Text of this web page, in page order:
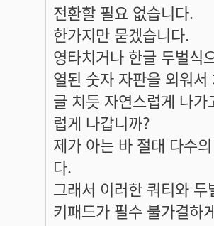
전환할 필요 없습니다.
한가지만 묻겠습니다.
영타치거나 한글 두벌식
열된 숫자 자판을 외워
글 치듯 자연스럽게 나
럽게 나갑니까?
제가 아는 바 절대 다수
다.
그래서 이러한 쿼티와
키패드가 필수 불가결하